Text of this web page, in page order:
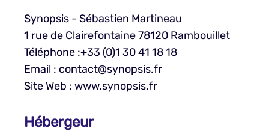
Synopsis - Sébastien Martineau
1 rue de Clairefontaine 78120 Rambouillet
Téléphone :+33 (0)1 30 41 18 18
Email : contact@synopsis.fr
Site Web : www.synopsis.fr
Hébergeur